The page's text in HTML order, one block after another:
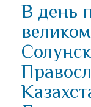
В день